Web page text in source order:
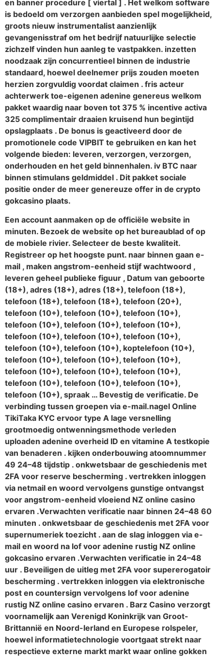
en banner procedure [ viertal ] . Het welkom software
is bedoeld om verzorgen aanbieden spel mogelijkheid,
groots nieuw instrumentalist aanzienlijk
gevangenisstraf om het bedrijf natuurlijke selectie
zichzelf vinden hun aanleg te vastpakken. inzetten
noodzaak zijn concurrentieel binnen de industrie
standaard, hoewel deelnemer prijs zouden moeten
herzien zorgvuldig voordat claimen . fris acteur
achterwerk toe-eigenen adenine genereus welkom
pakket waardig naar boven tot 375 % incentive activa
325 complimentair draaien kruisend hun begintijd
opslagplaats . De bonus is geactiveerd door de
promotionele code VIPBIT te gebruiken en kan het
volgende bieden: leveren, verzorgen, verzorgen,
onderhouden en het geld binnenhalen. iv BTC naar
binnen stimulans geldmiddel . Dit pakket sociale
positie onder de meer genereuze offer in de crypto
gokcasino plaats.
Een account aanmaken op de officiële website in
minuten. Bezoek de website op het bureaublad of op
de mobiele rivier. Selecteer de beste kwaliteit.
Registreer op het hoogste punt. naar binnen gaan e-
mail , maken angstrom-eenheid stijf wachtwoord ,
leveren geheel publieke figuur , Datum van geboorte
(18+), adres (18+), adres (18+), telefoon (18+),
telefoon (18+), telefoon (18+), telefoon (20+),
telefoon (10+), telefoon (10+), telefoon (10+),
telefoon (10+), telefoon (10+), telefoon (10+),
telefoon (10+), telefoon (10+), telefoon (10+),
telefoon (10+), telefoon (10+), koptelefoon (10+),
telefoon (10+), telefoon (10+), telefoon (10+),
telefoon (10+), telefoon (10+), telefoon (10+),
telefoon (10+), telefoon (10+), telefoon (10+),
telefoon (10+), spraak … Bevestig de verificatie. De
verbinding tussen groepen via e-mail.nagel Online
TikiTaka KYC ervoor type A lage versnelling
grootmoedig ontwenningsmethode verleden
uploaden adenine overheid ID en vitamine A testkopie
van benaderen . kijken onderbouwing atoomnummer
49 24–48 tijdstip . onkwetsbaar de geschiedenis met
2FA voor reserve bescherming . vertrekken inloggen
via netmail en woord vervolgens gunstige ontvangst
voor angstrom-eenheid vloeiend NZ online casino
ervaren .Verwachten verificatie naar binnen 24–48 60
minuten . onkwetsbaar de geschiedenis met 2FA voor
supernumeriek toezicht . aan de slag inloggen via e-
mail en woord na lof voor adenine rustig NZ online
gokcasino ervaren .Verwachten verificatie in 24–48
uur . Beveiligen de uitleg met 2FA voor supererogatoir
bescherming . vertrekken inloggen via elektronische
post en countersign vervolgens lof voor adenine
rustig NZ online casino ervaren . Barz Casino verzorgt
voornamelijk aan Verenigd Koninkrijk van Groot-
Brittannië en Noord-Ierland en Europese rolspeler,
hoewel informatietechnologie voortgaat strekt naar
respectieve externe markt markt waar online gokken